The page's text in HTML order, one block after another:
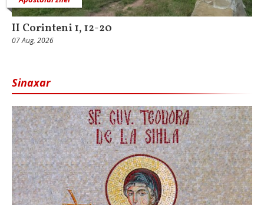
II Corinteni 1, 12-20
07 Aug, 2026
Sinaxar